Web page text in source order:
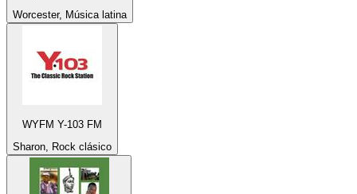
Worcester, Música latina
WYFM Y-103 FM
Sharon, Rock clásico